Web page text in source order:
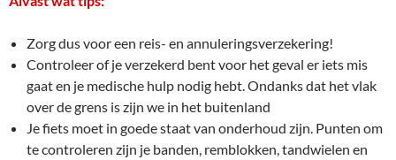
Zorg dus voor een reis- en annuleringsverzekering!
Controleer of je verzekerd bent voor het geval er iets mis
gaat en je medische hulp nodig hebt. Ondanks dat het vlak
over de grens is zijn we in het buitenland
Je fiets moet in goede staat van onderhoud zijn. Punten om
te controleren zijn je banden, remblokken, tandwielen en